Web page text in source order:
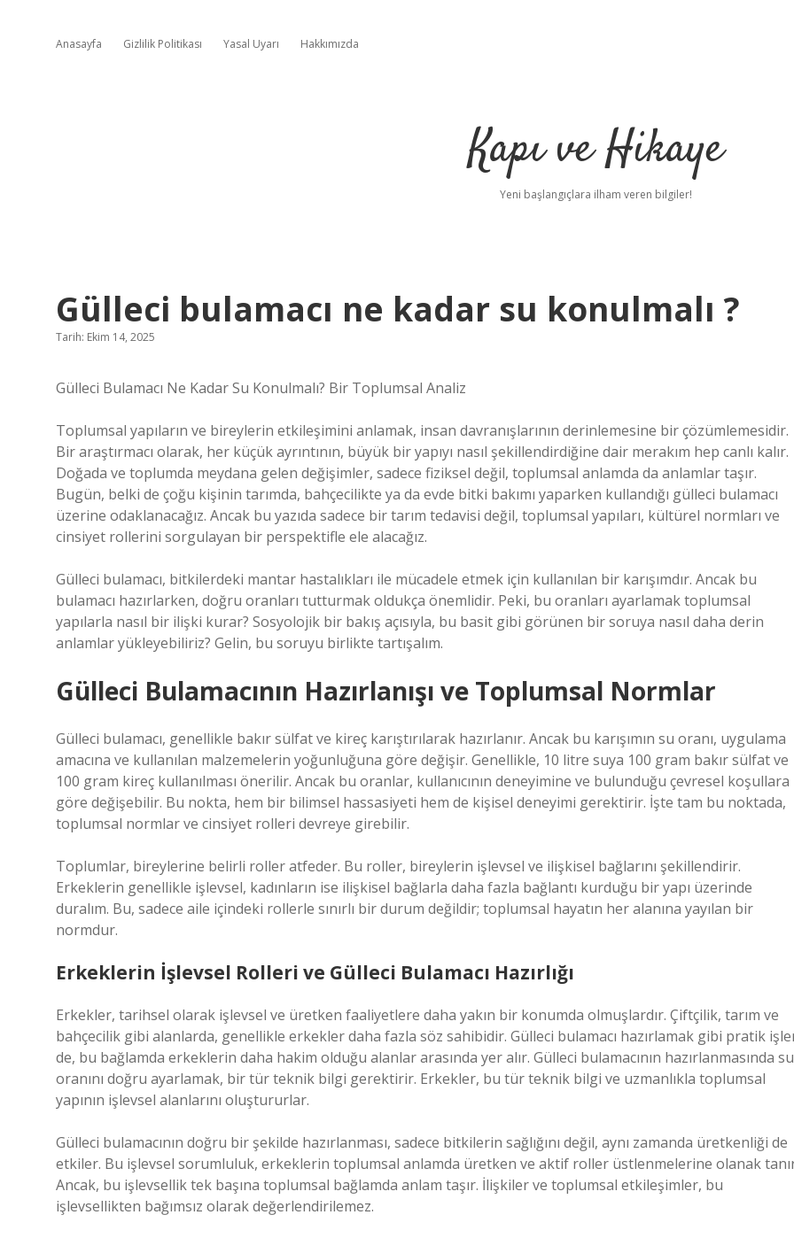
Anasayfa Gizlilik Politikası Yasal Uyarı Hakkımızda
Kapı ve Hikaye
Yeni başlangıçlara ilham veren bilgiler!
Gülleci bulamacı ne kadar su konulmalı ?
Tarih: Ekim 14, 2025
Gülleci Bulamacı Ne Kadar Su Konulmalı? Bir Toplumsal Analiz
Toplumsal yapıların ve bireylerin etkileşimini anlamak, insan davranışlarının derinlemesine bir çözümlemesidir.
Bir araştırmacı olarak, her küçük ayrıntının, büyük bir yapıyı nasıl şekillendirdiğine dair merakım hep canlı kalır.
Doğada ve toplumda meydana gelen değişimler, sadece fiziksel değil, toplumsal anlamda da anlamlar taşır.
Bugün, belki de çoğu kişinin tarımda, bahçecilikte ya da evde bitki bakımı yaparken kullandığı gülleci bulamacı
üzerine odaklanacağız. Ancak bu yazıda sadece bir tarım tedavisi değil, toplumsal yapıları, kültürel normları ve
cinsiyet rollerini sorgulayan bir perspektifle ele alacağız.
Gülleci bulamacı, bitkilerdeki mantar hastalıkları ile mücadele etmek için kullanılan bir karışımdır. Ancak bu
bulamacı hazırlarken, doğru oranları tutturmak oldukça önemlidir. Peki, bu oranları ayarlamak toplumsal
yapılarla nasıl bir ilişki kurar? Sosyolojik bir bakış açısıyla, bu basit gibi görünen bir soruya nasıl daha derin
anlamlar yükleyebiliriz? Gelin, bu soruyu birlikte tartışalım.
Gülleci Bulamacının Hazırlanışı ve Toplumsal Normlar
Gülleci bulamacı, genellikle bakır sülfat ve kireç karıştırılarak hazırlanır. Ancak bu karışımın su oranı, uygulama
amacına ve kullanılan malzemelerin yoğunluğuna göre değişir. Genellikle, 10 litre suya 100 gram bakır sülfat ve
100 gram kireç kullanılması önerilir. Ancak bu oranlar, kullanıcının deneyimine ve bulunduğu çevresel koşullara
göre değişebilir. Bu nokta, hem bir bilimsel hassasiyeti hem de kişisel deneyimi gerektirir. İşte tam bu noktada,
toplumsal normlar ve cinsiyet rolleri devreye girebilir.
Toplumlar, bireylerine belirli roller atfeder. Bu roller, bireylerin işlevsel ve ilişkisel bağlarını şekillendirir.
Erkeklerin genellikle işlevsel, kadınların ise ilişkisel bağlarla daha fazla bağlantı kurduğu bir yapı üzerinde
duralım. Bu, sadece aile içindeki rollerle sınırlı bir durum değildir; toplumsal hayatın her alanına yayılan bir
normdur.
Erkeklerin İşlevsel Rolleri ve Gülleci Bulamacı Hazırlığı
Erkekler, tarihsel olarak işlevsel ve üretken faaliyetlere daha yakın bir konumda olmuşlardır. Çiftçilik, tarım ve
bahçecilik gibi alanlarda, genellikle erkekler daha fazla söz sahibidir. Gülleci bulamacı hazırlamak gibi pratik
de, bu bağlamda erkeklerin daha hakim olduğu alanlar arasında yer alır. Gülleci bulamacının hazırlanmasında su
oranını doğru ayarlamak, bir tür teknik bilgi gerektirir. Erkekler, bu tür teknik bilgi ve uzmanlıkla toplumsal
yapının işlevsel alanlarını oluştururlar.
Gülleci bulamacının doğru bir şekilde hazırlanması, sadece bitkilerin sağlığını değil, aynı zamanda üretkenliği de
etkiler. Bu işlevsel sorumluluk, erkeklerin toplumsal anlamda üretken ve aktif roller üstlenmelerine olanak
Ancak, bu işlevsellik tek başına toplumsal bağlamda anlam taşır. İlişkiler ve toplumsal etkileşimler, bu
işlevsellikten bağımsız olarak değerlendirilemez.